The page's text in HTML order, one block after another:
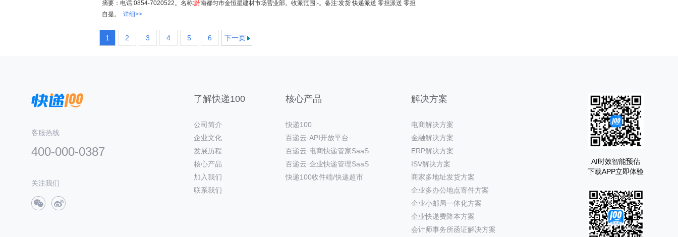
摘要：电话:0854-7020522。名称:黔南都匀市金恒星建材市场营业部。收派范围:-。备注:发货 快递派送 零担派送 零担
自提。 详细>>
1 2 3 4 5 6 下一页
客服热线
400-000-0387
关注我们
了解快递100
公司简介
企业文化
发展历程
核心产品
加入我们
联系我们
核心产品
快递100
百递云·API开放平台
百递云·电商快递管家SaaS
百递云·企业快递管理SaaS
快递100收件端/快递超市
解决方案
电商解决方案
金融解决方案
ERP解决方案
ISV解决方案
商家多地址发货方案
企业多办公地点寄件方案
企业小邮局一体化方案
企业快递费降本方案
会计师事务所函证解决方案
AI时效智能预估
下载APP立即体验